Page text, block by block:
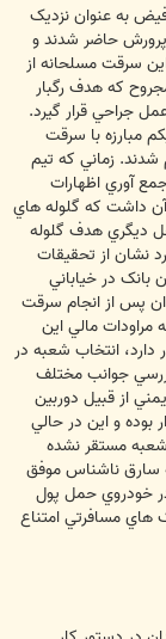
اتمام درگيري ماموران کلانتري 140 باغ فيض به عنوان نزديک
حاضر شدند و
سرقت مسلحانه از
که هدف رگبار
جراحي قرار گيرد.
مبارزه با سرقت
زماني که تيم
آوري اظهارات
داشت که گلوله هاي
ديگري هدف گلوله
نشان از تحقيقات
در خياباني
پس از انجام سرقت
مالي اين
و پرورش منطقه 5 تهران قرار دارد، انتخاب شعبه در
جوانب مختلف
از قبيل دوربين
بوده و اين در حالي
مستقر نشده
سارق ناشناس موفق
را که در خودروي حمل پول
هاي مسافرتي امتناع